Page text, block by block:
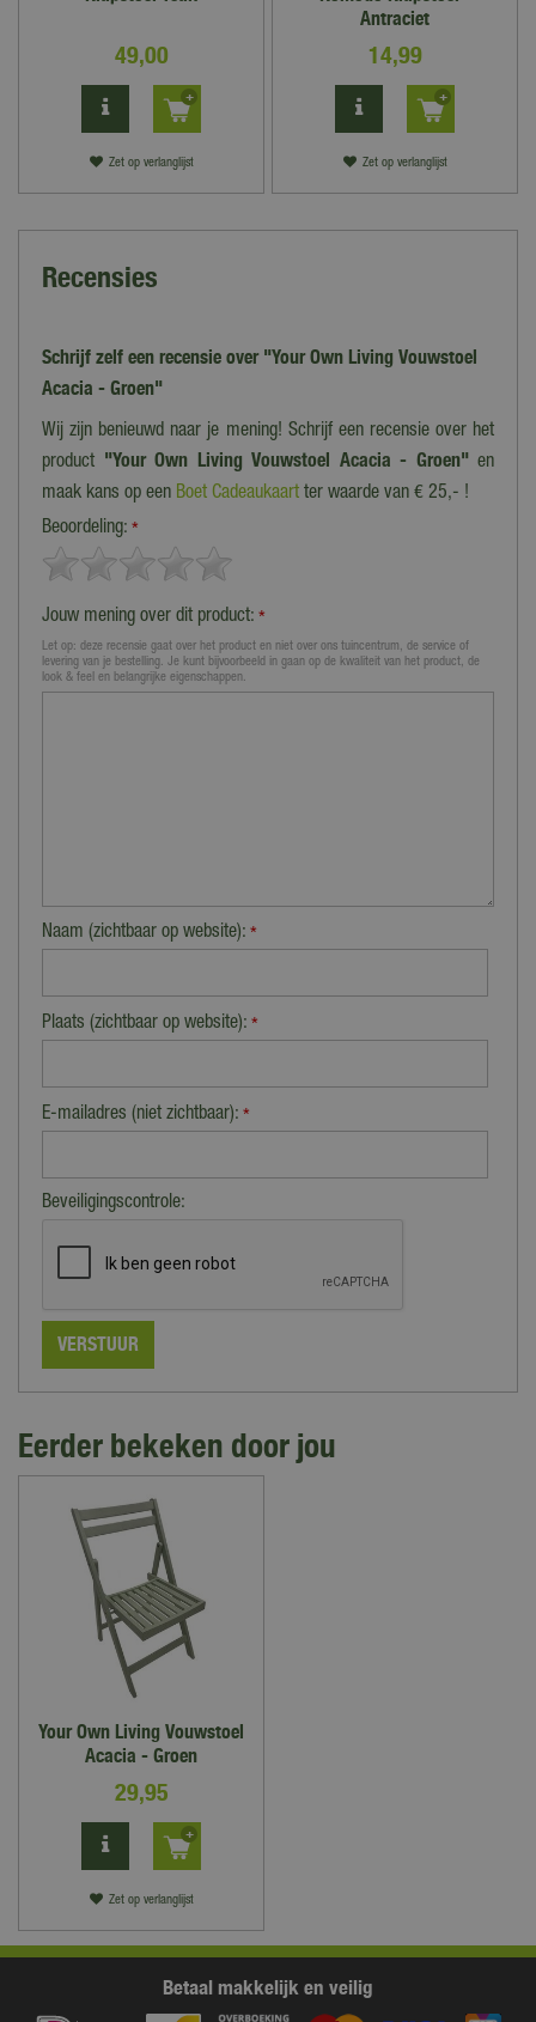
49,00
Zet op verlanglijst
Antraciet
14,99
Zet op verlanglijst
Recensies
Schrijf zelf een recensie over "Your Own Living Vouwstoel
Acacia - Groen"
Wij zijn benieuwd naar je mening! Schrijf een recensie over het
product "Your Own Living Vouwstoel Acacia - Groen"en
maak kans op een Boet Cadeaukaart ter waarde van € 25,- !
Beoordeling: *
Jouw mening over dit product: *
Let op: deze recensie gaat over het product en niet over ons tuincentrum, de service of
levering van je bestelling. Je kunt bijvoorbeeld in gaan op de kwaliteit van het product, de
look & feel en belangrijke eigenschappen.
Naam (zichtbaar op website): *
Plaats (zichtbaar op website): *
E-mailadres (niet zichtbaar): *
Beveiligingscontrole:
Eerder bekeken door jou
Your Own Living Vouwstoel
Acacia - Groen
29,95
Zet op verlanglijst
Betaal makkelijk en veilig